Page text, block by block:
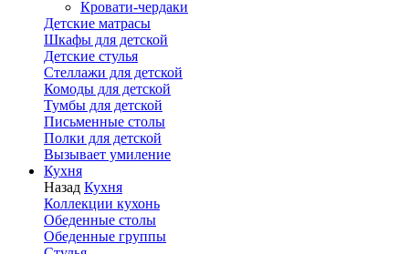
Кровати-чердаки
Детские матрасы
Шкафы для детской
Детские стулья
Стеллажи для детской
Комоды для детской
Тумбы для детской
Письменные столы
Полки для детской
Вызывает умиление
Кухня
Назад Кухня
Коллекции кухонь
Обеденные столы
Обеденные группы